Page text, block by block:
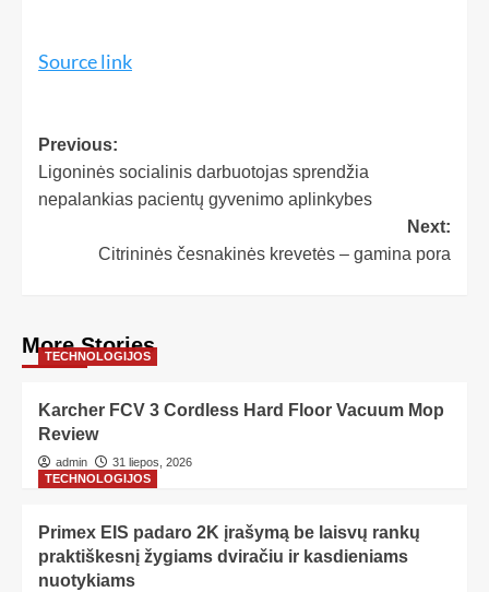
Source link
Previous:
Ligoninės socialinis darbuotojas sprendžia
nepalankias pacientų gyvenimo aplinkybes
Next:
Citrininės česnakinės krevetės – gamina pora
More Stories
TECHNOLOGIJOS
Karcher FCV 3 Cordless Hard Floor Vacuum Mop
Review
admin
31 liepos, 2026
TECHNOLOGIJOS
Primex EIS padaro 2K įrašymą be laisvų rankų
praktiškesnį žygiams dviračiu ir kasdieniams
nuotykiams